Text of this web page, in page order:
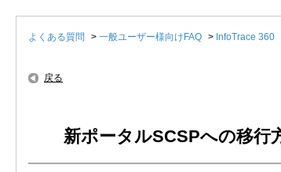
よくある質問 > 一般ユーザー様向けFAQ > InfoTrace 360
戻る
新ポータルSCSPへの移行